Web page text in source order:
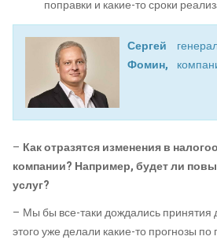
поправки и какие-то сроки
Сергей
Фомин,
– Как отразятся изменения в
компании? Например, будет ли
услуг?
– Мы бы все-таки дождались принятия
этого уже делали какие-то прогнозы